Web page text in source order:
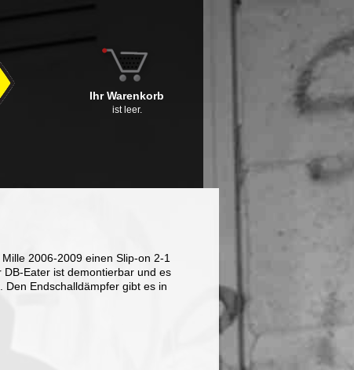
Ihr Warenkorb
ist leer.
2006-2009 einen Slip-on 2-1
Eater ist demontierbar und es
Den Endschalldämpfer gibt es in